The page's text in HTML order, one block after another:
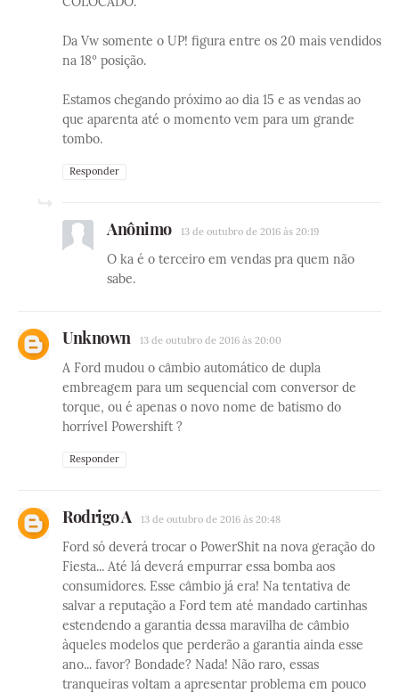
Da Vw somente o UP! figura entre os 20 mais vendidos
na 18º posição.
Estamos chegando próximo ao dia 15 e as vendas ao
que aparenta até o momento vem para um grande
tombo.
Responder
Anônimo 13 de outubro de 2016 às 20:19
O ka é o terceiro em vendas pra quem não
sabe.
Unknown 13 de outubro de 2016 às 20:00
A Ford mudou o câmbio automático de dupla
embreagem para um sequencial com conversor de
torque, ou é apenas o novo nome de batismo do
horrível Powershift ?
Responder
Rodrigo A 13 de outubro de 2016 às 20:48
Ford só deverá trocar o PowerShit na nova geração do
Fiesta... Até lá deverá empurrar essa bomba aos
consumidores. Esse câmbio já era! Na tentativa de
salvar a reputação a Ford tem até mandado cartinhas
estendendo a garantia dessa maravilha de câmbio
àqueles modelos que perderão a garantia ainda esse
ano... favor? Bondade? Nada! Não raro, essas
tranqueiras voltam a apresentar problema em pouco